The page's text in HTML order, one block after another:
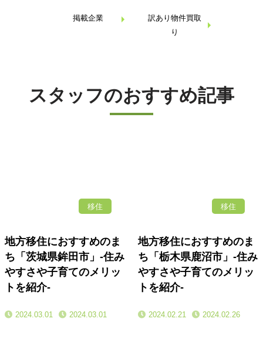
掲載企業
訳あり物件買取
り
スタッフのおすすめ記事
移住
地方移住におすすめのま
ち「茨城県鉾田市」-住み
やすさや子育てのメリッ
トを紹介-
2024.03.01 2024.03.01
移住
地方移住におすすめのま
ち「栃木県鹿沼市」-住み
やすさや子育てのメリッ
トを紹介-
2024.02.21 2024.02.26